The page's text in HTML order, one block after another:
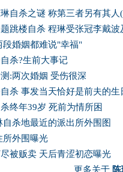
自杀之谜 称第三者另有其人
跳楼自杀 程琳受张冠李戴波
段婚姻都难说"幸福"
杀?生前大事记
:两次婚姻 受伤很深
杀 事发当天恰好是前夫的生
终年39岁 死前为情所困
杀地最近的派出所外围图
所外围曝光
被贩卖 天后青涩初恋曝光
更多关于